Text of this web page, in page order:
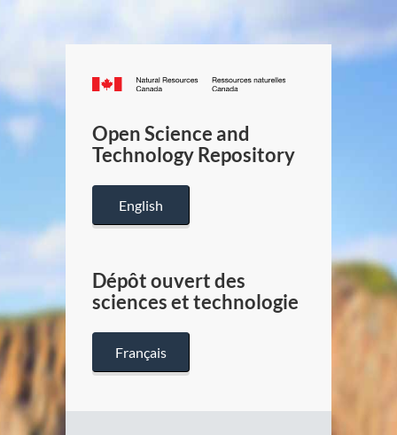
Canada.ca
/
Canada
Open Science and
Technology Repository
English
Dépôt ouvert des
sciences et technologie
Français